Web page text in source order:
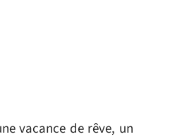
vacance de rêve, un